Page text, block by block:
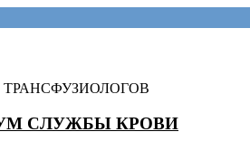
СЛУЖБЫ КРОВИ